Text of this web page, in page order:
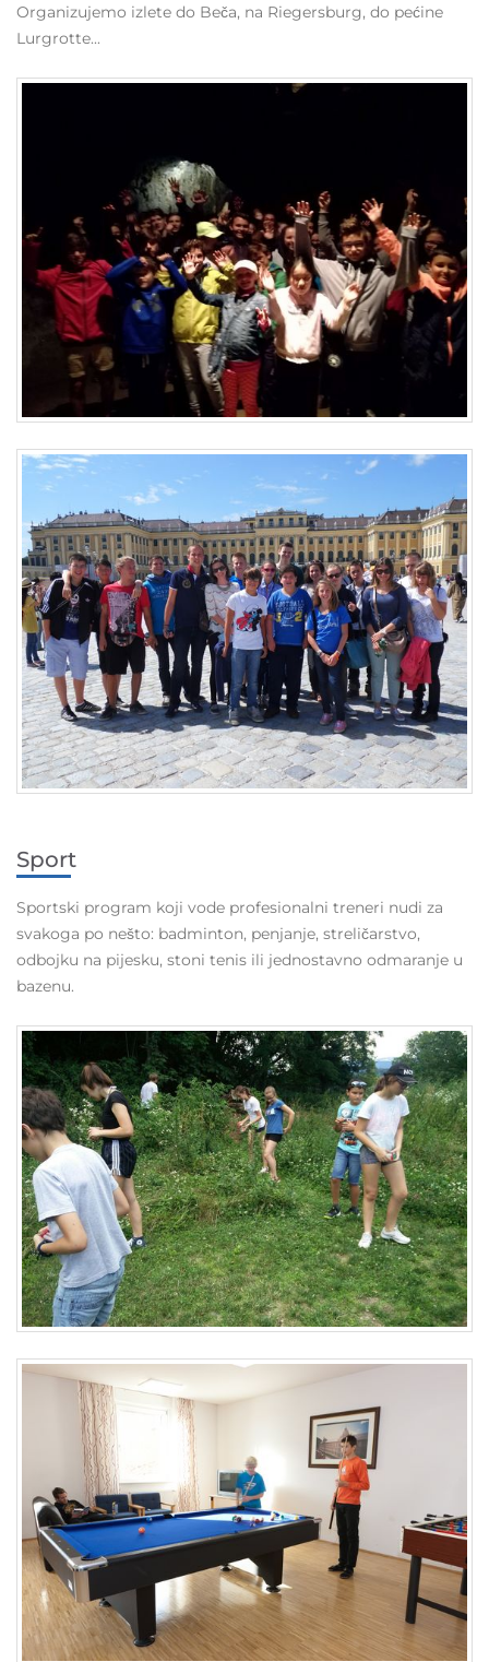
Organizujemo izlete do Beča, na Riegersburg, do pećine
Lurgrotte...
Sport
Sportski program koji vode profesionalni treneri nudi za
svakoga po nešto: badminton, penjanje, streličarstvo,
odbojku na pijesku, stoni tenis ili jednostavno odmaranje u
bazenu.